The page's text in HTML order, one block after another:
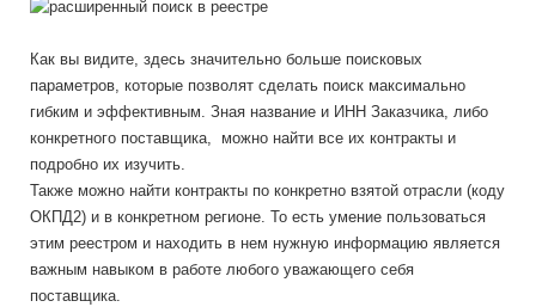
Как вы видите, здесь значительно больше поисковых
параметров, которые позволят сделать поиск максимально
гибким и эффективным. Зная название и ИНН Заказчика, либо
конкретного поставщика, можно найти все их контракты и
подробно их изучить.
Также можно найти контракты по конкретно взятой отрасли (коду
ОКПД2) и в конкретном регионе. То есть умение пользоваться
этим реестром и находить в нем нужную информацию является
важным навыком в работе любого уважающего себя
поставщика.